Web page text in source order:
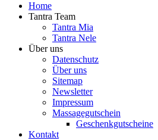
Home
Tantra Team
Tantra Mia
Tantra Nele
Über uns
Datenschutz
Über uns
Sitemap
Newsletter
Impressum
Massagegutschein
Geschenkgutscheine
Kontakt